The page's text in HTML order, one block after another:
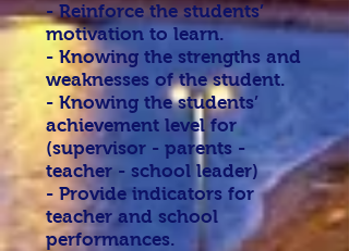
- Reinforce the students’
motivation to learn.
- Knowing the strengths and
weaknesses of the student.
- Knowing the students’
achievement level for
(supervisor - parents -
teacher - school leader)
- Provide indicators for
teacher and school
performances.